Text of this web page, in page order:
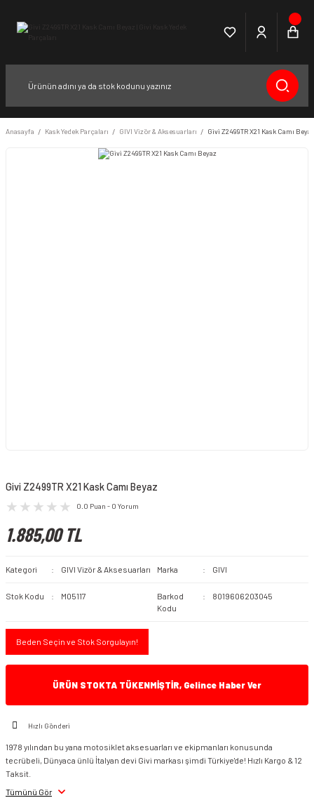
Anasayfa Kask Yedek Parçaları GIVI Vizör & Aksesuarları Givi Z2499TR X21 Kask Camı Beyaz
Givi Z2499TR X21 Kask Camı Beyaz
0.0 Puan - 0 Yorum
1.885,00 TL
Kategori GIVI Vizör & Aksesuarları Marka GIVI
Stok Kodu M05117
Barkod
Kodu
8019606203045
Beden Seçin ve Stok Sorgulayın!
ÜRÜN STOKTA TÜKENMİŞTİR, Gelince Haber Ver
Hızlı Gönderi
1978 yılından bu yana motosiklet aksesuarları ve ekipmanları konusunda
tecrübeli, Dünyaca ünlü İtalyan devi Givi markası şimdi Türkiye'de! Hızlı Kargo & 12
Taksit.
Tümünü Gör